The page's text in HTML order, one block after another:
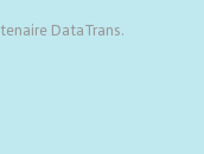
DataTrans.